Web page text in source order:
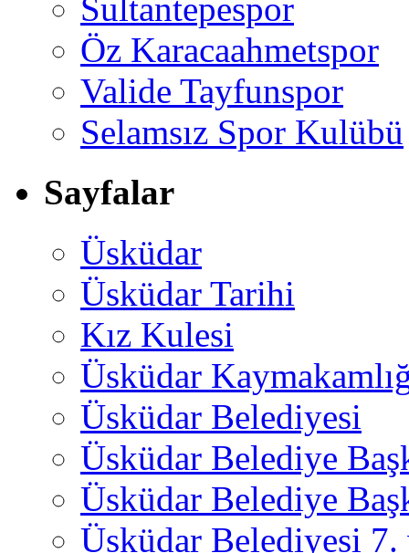
Sultantepespor
Öz Karacaahmetspor
Valide Tayfunspor
Selamsız Spor Kulübü
Sayfalar
Üsküdar
Üsküdar Tarihi
Kız Kulesi
Üsküdar
Üsküdar Belediyesi
Üsküdar Belediye
Üsküdar Belediye
Üsküdar Belediyesi